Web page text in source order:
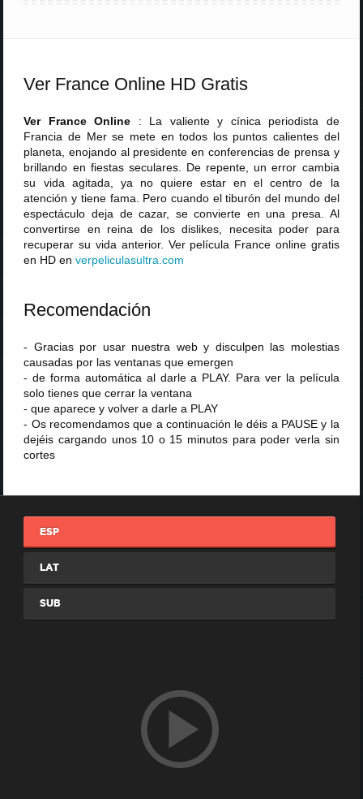
Ver France Online HD Gratis
Ver France Online : La valiente y cínica periodista de
Francia de Mer se mete en todos los puntos calientes del
planeta, enojando al presidente en conferencias de prensa y
brillando en fiestas seculares. De repente, un error cambia
su vida agitada, ya no quiere estar en el centro de la
atención y tiene fama. Pero cuando el tiburón del mundo del
espectáculo deja de cazar, se convierte en una presa. Al
convertirse en reina de los dislikes, necesita poder para
recuperar su vida anterior. Ver película France online gratis
en HD enverpeliculasultra .com
Recomendación
- Gracias por usar nuestra web y disculpen las molestias
causadas por las ventanas que emergen
- de forma automática al darle a PLAY. Para ver la película
solo tienes que cerrar la ventana
- que aparece y volver a darle a PLAY
- Os recomendamos que a continuación le déis a PAUSE y la
dejéis cargando unos 10 o 15 minutos para poder verla sin
cortes
ESP
LAT
SUB